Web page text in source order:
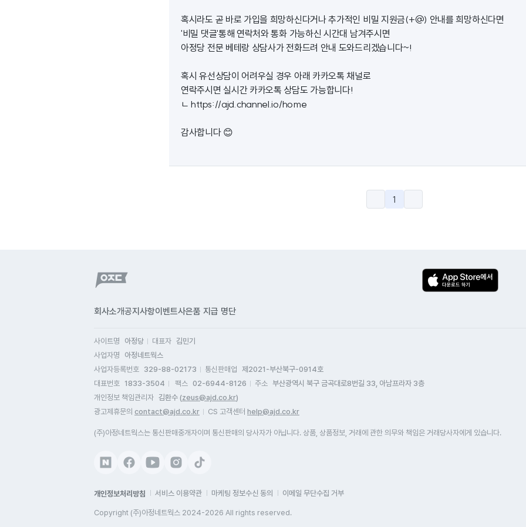
혹시라도 곧 바로 가입을 희망하신다거나 추가적인 비밀 지원금(+@) 안내를 희망하신다면
'비밀 댓글'통해 연락처와 통화 가능하신 시간대 남겨주시면
아정당 전문 베테랑 상담사가 전화드려 안내 도와드리겠습니다~!
혹시 유선상담이 어려우실 경우 아래 카카오톡 채널로
연락주시면 실시간 카카오톡 상담도 가능합니다!
ㄴhttps://ajd.channel.io/home
감사합니다 😊
1
회사소개공지사항이벤트사은품 지급 명단
사이트명 아정당 대표자 김민기
사업자명
아정네트웍스
사업자등록번호 329-88-02173 통신판매업
제2021-부산북구-0914호
대표번호 1833-3504 팩스 02-6944-8126 주소 부산광역시 북구 금곡대로8번길 33, 아남프라자 3층
개인정보 책임관리자 김환수 (zeus@ajd.co.kr)
광고제휴문의 contact@ajd.co.kr CS 고객센터 help@ajd.co.kr
(주)아정네트웍스는 통신판매중개자이며 통신판매의 당사자가 아닙니다. 상품, 상품정보, 거래에 관한 의무와 책임은 거래당사자에게 있습니다.
개인정보처리방침 서비스 이용약관 마케팅 정보수신 동의 이메일 무단수집 거부
Copyright (주)아정네트웍스 2024-2026 All rights reserved.